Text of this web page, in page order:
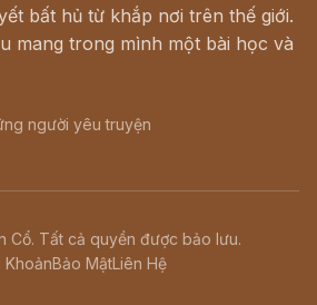
bất hủ từ khắp nơi trên thế giới.
mang trong mình một bài học và
người yêu truyện
Cổ. Tất cả quyền được bảo lưu.
KhoảnBảo MậtLiên Hệ